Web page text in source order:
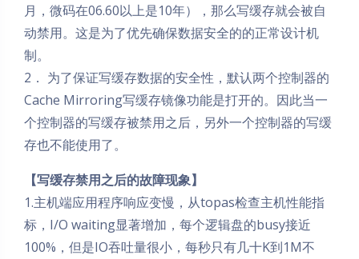
月，微码在06.60以上是10年），那么写缓存就会被自
动禁用。这是为了优先确保数据安全的的正常设计机
制。
2． 为了保证写缓存数据的安全性，默认两个控制器的
Cache Mirroring写缓存镜像功能是打开的。因此当一
个控制器的写缓存被禁用之后，另外一个控制器的写缓
存也不能使用了。
【写缓存禁用之后的故障现象】
1.主机端应用程序响应变慢，从topas检查主机性能指
标，I/O waiting显著增加，每个逻辑盘的busy接近
100%，但是IO吞吐量很小，每秒只有几十K到1M不